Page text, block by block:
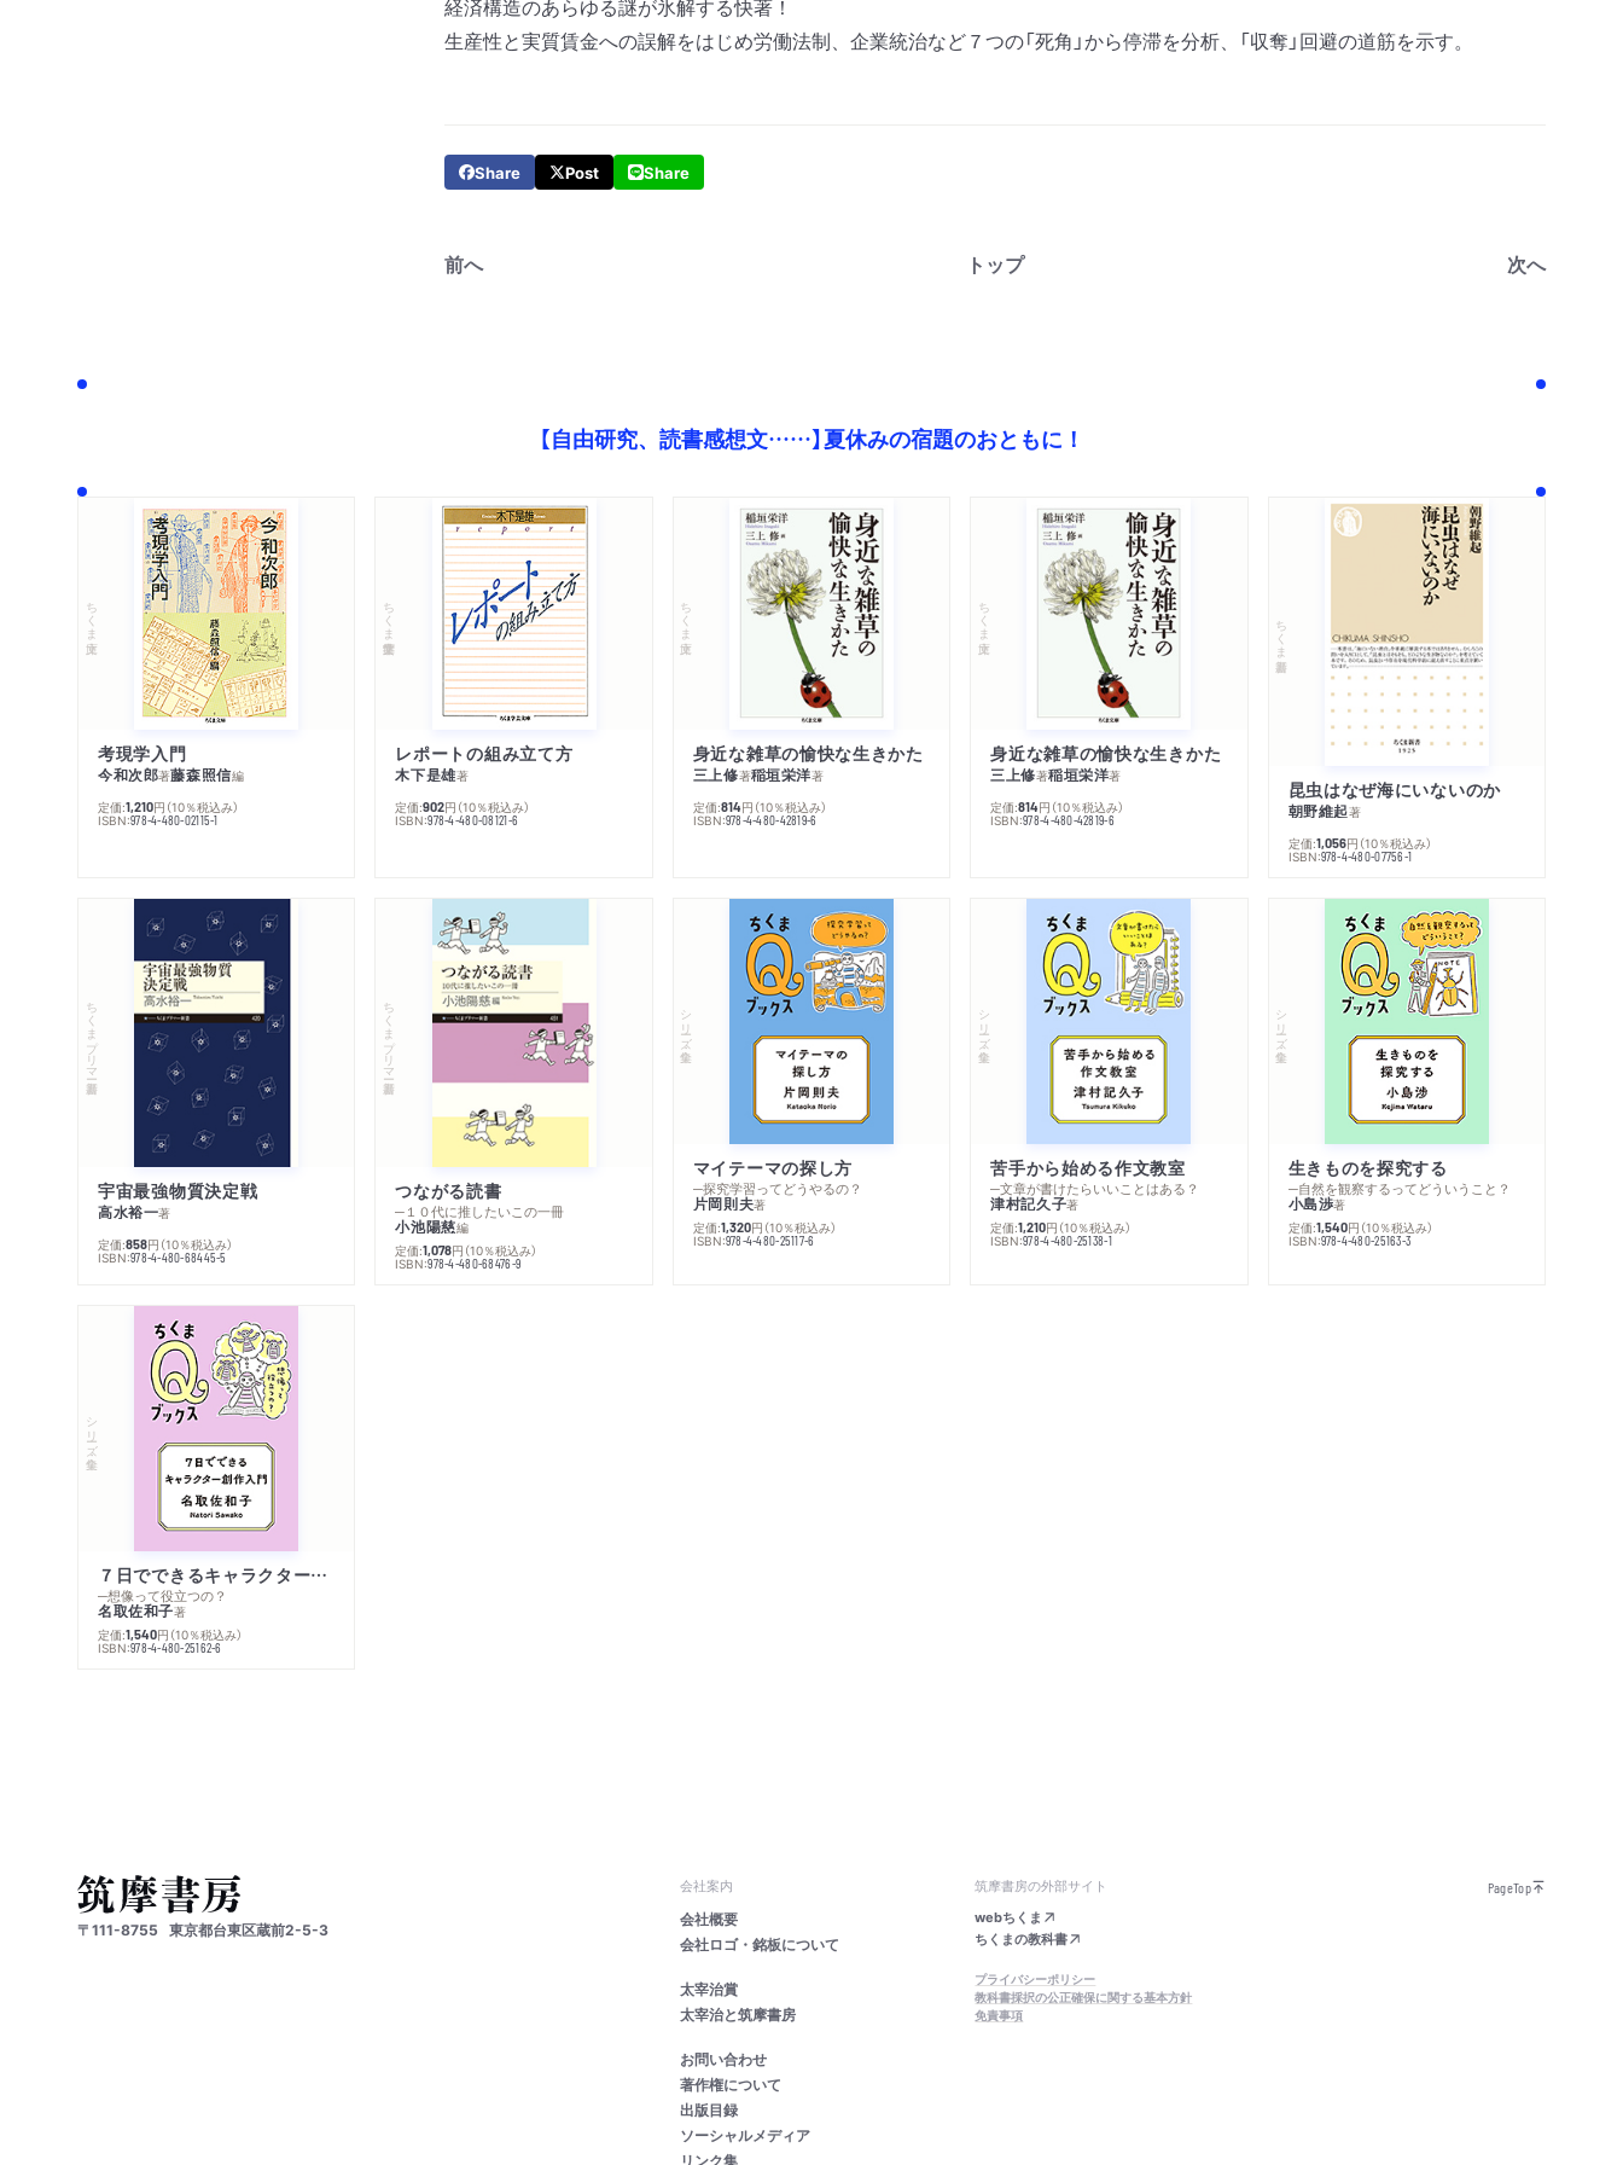
生産性と実質賃金への誤解をはじめ労働法制、企業統治など７つの「死角」から停滞を分析、「収奪」回避の道筋を示す。
Share Post Share
前へ トップ 次へ
【自由研究、読書感想文……】夏休みの宿題のおともに！
ちくま文庫
考現学入門
今和次郎著藤森照信編
定価:1,210円 （10％税込み）
ISBN:978-4-480-02115-1
ちくま学芸文庫
レポートの組み立て方
木下是雄著
定価:902円 （10％税込み）
ISBN:978-4-480-08121-6
ちくま文庫
身近な雑草の愉快な生きかた
三上修著稲垣栄洋著
定価:814円 （10％税込み）
ISBN:978-4-480-42819-6
ちくま文庫
身近な雑草の愉快な生きかた
三上修著稲垣栄洋著
定価:814円 （10％税込み）
ISBN:978-4-480-42819-6
ちくま新書
昆虫はなぜ海にいないのか
朝野維起著
定価:1,056円 （10％税込み）
ISBN:978-4-480-07756-1
ちくまプリマー新書
宇宙最強物質決定戦
高水裕一著
定価:858円 （10％税込み）
ISBN:978-4-480-68445-5
ちくまプリマー新書
つながる読書
─１０代に推したいこの一冊
小池陽慈編
定価:1,078円 （10％税込み）
ISBN:978-4-480-68476-9
シリーズ・全集
マイテーマの探し方
─探究学習ってどうやるの？
片岡則夫著
定価:1,320円 （10％税込み）
ISBN:978-4-480-25117-6
シリーズ・全集
苦手から始める作文教室
─文章が書けたらいいことはある？
津村記久子著
定価:1,210円 （10％税込み）
ISBN:978-4-480-25138-1
シリーズ・全集
生きものを探究する
─自然を観察するってどういうこと？
小島渉著
定価:1,540円 （10％税込み）
ISBN:978-4-480-25163-3
シリーズ・全集
７日でできるキャラクター創作入門
─想像って役立つの？
名取佐和子著
定価:1,540円 （10％税込み）
ISBN:978-4-480-25162-6
〒111-8755 東京都台東区蔵前2-5-3
会社案内
会社概要
会社ロゴ・銘板について
太宰治賞
太宰治と筑摩書房
お問い合わせ
著作権について
出版目録
ソーシャルメディア
リンク集
筑摩書房の外部サイト
webちくま
ちくまの教科書
プライバシーポリシー
教科書採択の公正確保に関する基本方針
免責事項
PageTop